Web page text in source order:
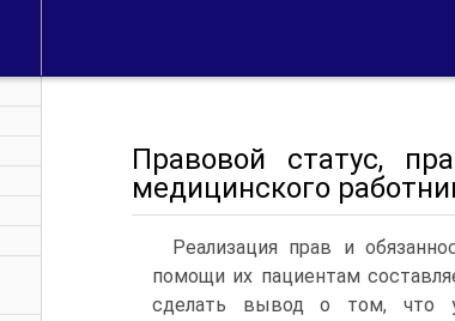
Правовой статус,
медицинского
Реализация прав и
помощи их пациентам
сделать вывод о том, что